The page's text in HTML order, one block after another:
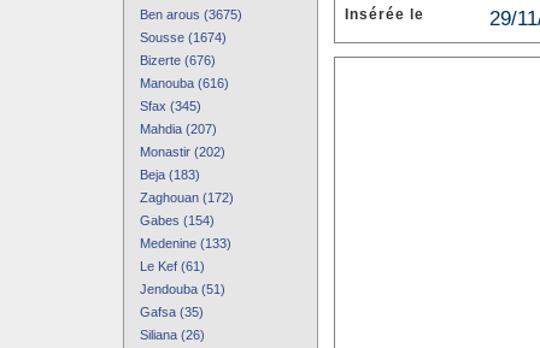
Ben arous (3675)
Sousse (1674)
Bizerte (676)
Manouba (616)
Sfax (345)
Mahdia (207)
Monastir (202)
Beja (183)
Zaghouan (172)
Gabes (154)
Medenine (133)
Le Kef (61)
Jendouba (51)
Gafsa (35)
Siliana (26)
Insérée le 29/